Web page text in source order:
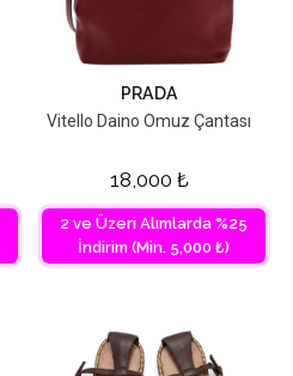
PRADA
Vitello Daino Omuz Çantası
18,000 ₺
2 ve Üzeri Alımlarda %25
İndirim (Min. 5,000 ₺)